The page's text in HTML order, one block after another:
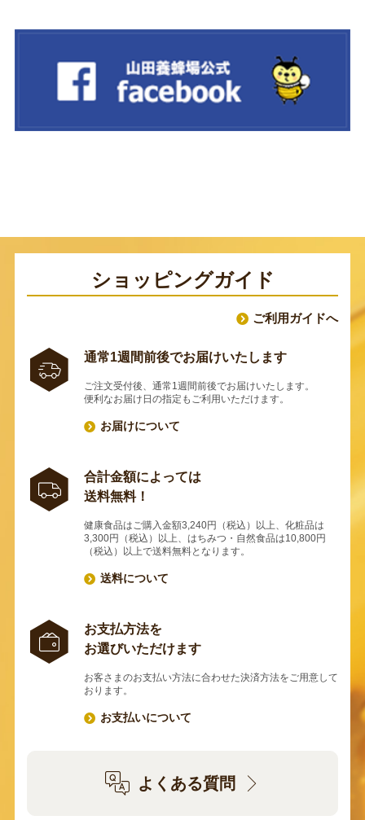
ショッピングガイド
ご利用ガイドへ
通常1週間前後でお届けいたします
ご注文受付後、通常1週間前後でお届けいたします。
便利なお届け日の指定もご利用いただけます。
お届けについて
合計金額によっては
送料無料！
健康食品はご購入金額3,240円（税込）以上、化粧品は
3,300円（税込）以上、はちみつ・自然食品は10,800円
（税込）以上で送料無料となります。
送料について
お支払方法を
お選びいただけます
お客さまのお支払い方法に合わせた決済方法をご用意して
おります。
お支払いについて
よくある質問